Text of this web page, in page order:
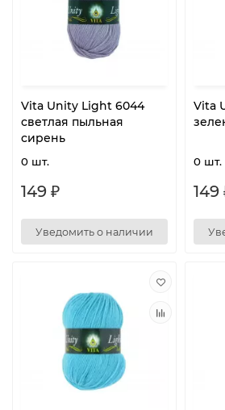
Vita Unity Light 6044
светлая пыльная
сирень
0 шт.
149 ₽
Уведомить о наличии
Vita
0 шт.
149